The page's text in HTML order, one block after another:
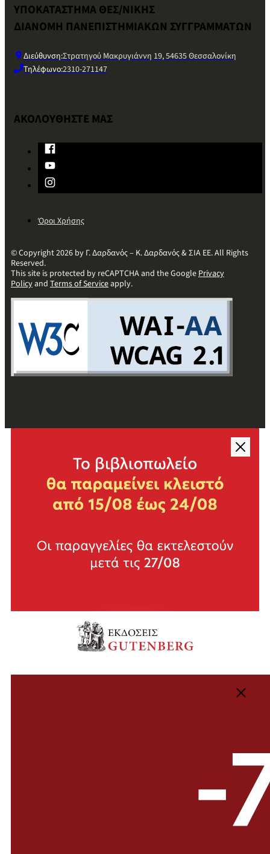
ΥΠΟΚΑΤΑΣΤΗΜΑ ΘΕΣ/ΝΙΚΗΣ
ΔΙΑΝΟΜΗ ΠΑΝΕΠΙΣΤΗΜΙΑΚΩΝ ΣΥΓΓΡΑΜΜΑΤΩΝ
Διεύθυνση:Στρατηγού Μακρυγιάννη 19, 54635 Θεσσαλονίκη
Τηλέφωνο:2310-271147
ΑΚΟΛΟΥΘΗΣΤΕ ΜΑΣ
Όροι Χρήσης
© Copyright 2026 by Γ. Δαρδανός – Κ. Δαρδανός & ΣΙΑ ΕΕ. All Rights
Reserved.
This site is protected by reCAPTCHA and the GooglePrivacy
Policyand Terms of Serviceapply.